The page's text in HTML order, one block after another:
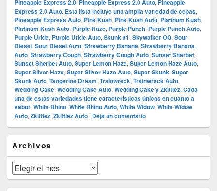
Pineapple Express 2.0, Pineapple Express 2.0 Auto, Pineapple
Express 2.0 Auto.​ Esta lista incluye una amplia variedad de cepas,
Pineapple Express Auto, Pink Kush, Pink Kush Auto, Platinum Kush,
Platinum Kush Auto, Purple Haze, Purple Punch, Purple Punch Auto,
Purple Urkle, Purple Urkle Auto, Skunk #1, Skywalker OG, Sour
Diesel, Sour Diesel Auto, Strawberry Banana, Strawberry Banana
Auto, Strawberry Cough, Strawberry Cough Auto, Sunset Sherbet,
Sunset Sherbet Auto, Super Lemon Haze, Super Lemon Haze Auto,
Super Silver Haze, Super Silver Haze Auto, Super Skunk, Super
Skunk Auto, Tangerine Dream, Trainwreck, Trainwreck Auto,
Wedding Cake, Wedding Cake Auto, Wedding Cake y Zkittlez. Cada
una de estas variedades tiene características únicas en cuanto a
sabor, White Rhino, White Rhino Auto, White Widow, White Widow
Auto, Zkittlez, Zkittlez Auto | Deja un comentario
área
de
widget
barra
lateral
Archivos
Archivos